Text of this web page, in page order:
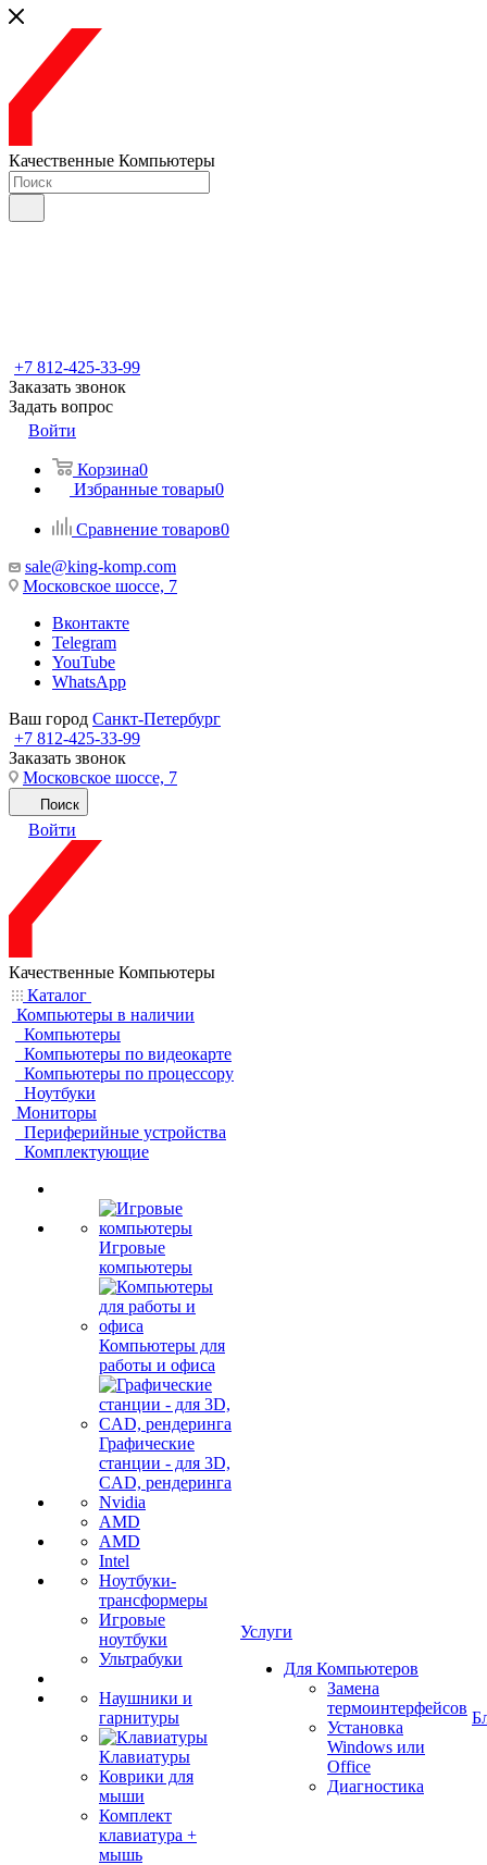
Качественные Компьютеры
+7 812-425-33-99
Заказать звонок
Задать вопрос
Войти
Корзина0
Избранные товары0
Сравнение товаров0
sale@king-komp.com
Московское шоссе, 7
Вконтакте
Telegram
YouTube
WhatsApp
Ваш город Санкт-Петербург
+7 812-425-33-99
Заказать звонок
Московское шоссе, 7
Поиск
Войти
Качественные Компьютеры
Каталог
Компьютеры в наличии
Компьютеры
Компьютеры по видеокарте
Компьютеры по процессору
Ноутбуки
Мониторы
Периферийные устройства
Комплектующие
Игровые
компьютеры
Компьютеры для
работы и офиса
Графические
станции - для 3D,
CAD, рендеринга
Nvidia
AMD
AMD
Intel
Ноутбуки-
трансформеры
Игровые
ноутбуки
Ультрабуки
Наушники и
гарнитуры
Клавиатуры
Коврики для
мыши
Комплект
клавиатура +
мышь
Услуги
Для Компьютеров
Замена
термоинтерфейсов
Установка
Windows или
Office
Диагностика